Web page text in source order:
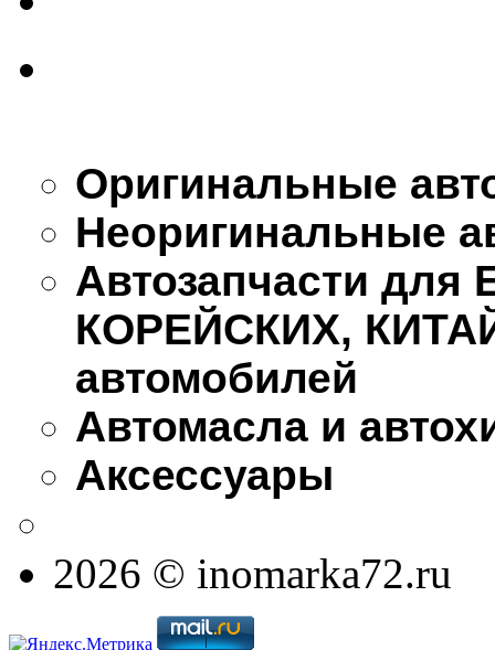
Оригинальные
Неоригинальные
Автозапчасти
КОРЕЙСКИХ,
автомобилей
Автомасла и
Аксессуары
2026 © inomarka72.ru